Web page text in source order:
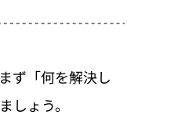
ず「何を解決し
しょう。